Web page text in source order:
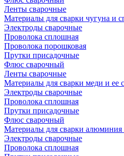
Ленты сварочные
Материалы для сварки чугуна и
Электроды сварочные
Проволока сплошная
Проволока порошковая
Прутки присадочные
Флюс сварочный
Ленты сварочные
Материалы для сварки меди и ее
Электроды сварочные
Проволока сплошная
Прутки присадочные
Флюс сварочный
Материалы для сварки алюминия
Электроды сварочные
Проволока сплошная